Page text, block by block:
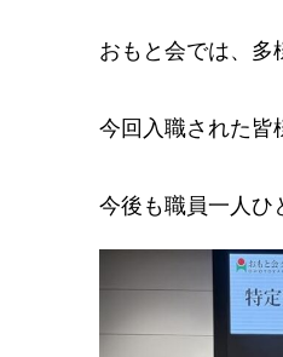
おもと会では、多
今回入職された皆
今後も職員一人ひ